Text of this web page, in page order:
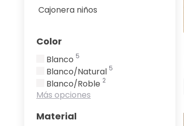
Cajonera niños
Color
Blanco 5
Blanco/Natural 5
Blanco/Roble 2
Más opciones
Material